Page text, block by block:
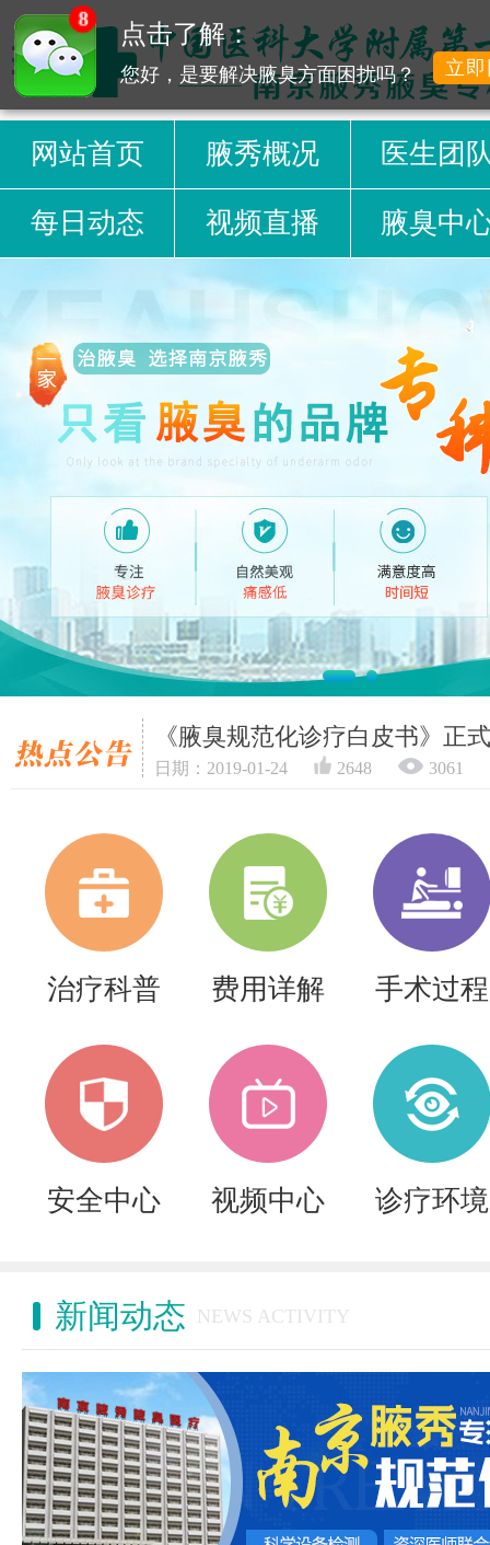
网站首页 腋秀概况 医生团
每日动态 视频直播 腋臭中
《腋臭规范化诊疗白皮书》正
日期：2019-01-24 2648 3061
治疗科普 费用详解 手术过程
安全中心 视频中心 诊疗环境
新闻动态 NEWS ACTIVITY
8
点击了解：
您好，是要解决腋臭方面困扰吗？ 立